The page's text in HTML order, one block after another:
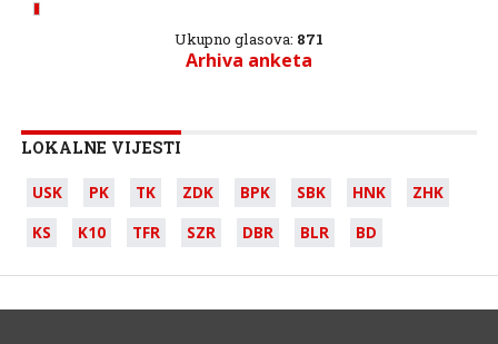
Ukupno glasova: 871
Arhiva anketa
LOKALNE VIJESTI
USK PK TK ZDK BPK SBK HNK
ZHK
KS
K10 TFR SZR DBR BLR BD